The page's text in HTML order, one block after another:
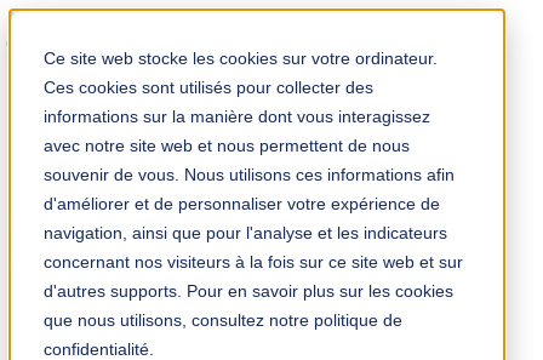
Ce site web stocke les cookies sur votre ordinateur.
Ces cookies sont utilisés pour collecter des
informations sur la manière dont vous interagissez
avec notre site web et nous permettent de nous
souvenir de vous. Nous utilisons ces informations afin
d'améliorer et de personnaliser votre expérience de
navigation, ainsi que pour l'analyse et les indicateurs
concernant nos visiteurs à la fois sur ce site web et sur
d'autres supports. Pour en savoir plus sur les cookies
que nous utilisons, consultez notre politique de
confidentialité.
Solution Finder
TKM App
fr
+33 (0) 3 28 35 08 00